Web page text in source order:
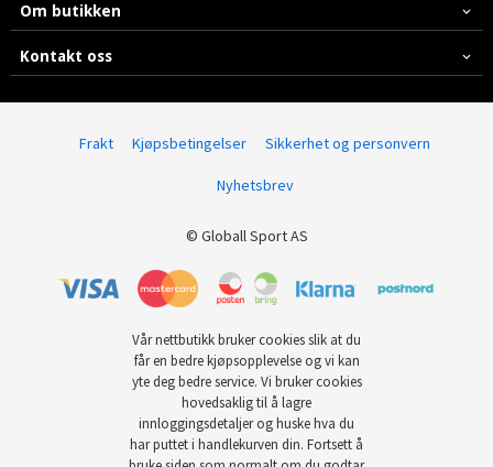
Om butikken
Kontakt oss
Frakt Kjøpsbetingelser Sikkerhet og personvern
Nyhetsbrev
© Globall Sport AS
Vår nettbutikk bruker cookies slik at du
får en bedre kjøpsopplevelse og vi kan
yte deg bedre service. Vi bruker cookies
hovedsaklig til å lagre
innloggingsdetaljer og huske hva du
har puttet i handlekurven din. Fortsett å